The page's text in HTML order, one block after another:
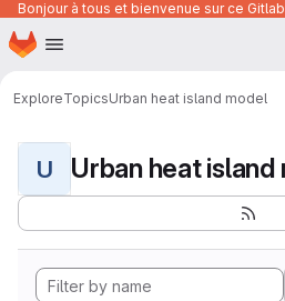
Skip to main content
Homepage
ExploreTopicsUrban heat island model
U Urban heat island